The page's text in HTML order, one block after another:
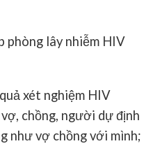
phòng lây nhiễm HIV
xét nghiệm HIV
chồng, người dự định
như vợ chồng với mình;